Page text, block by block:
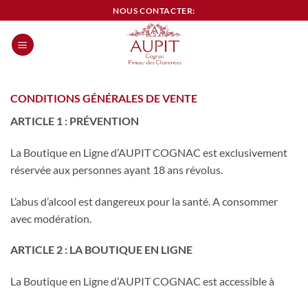
au
contenu
NOUS CONTACTER:
CONDITIONS GÉNÉRALES DE VENTE
ARTICLE 1 : PRÉVENTION
La Boutique en Ligne d’AUPIT COGNAC est exclusivement
réservée aux personnes ayant 18 ans révolus.
L’abus d’alcool est dangereux pour la santé. A consommer
avec modération.
ARTICLE 2 : LA BOUTIQUE EN LIGNE
La Boutique en Ligne d’AUPIT COGNAC est accessible à